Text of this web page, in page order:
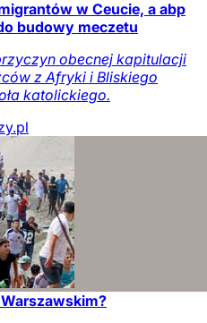
w Ceucie, a abp
budowy meczetu
obecnej kapitulacji
z Afryki i Bliskiego
katolickiego.